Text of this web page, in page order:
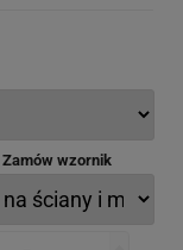
Zamów wzornik